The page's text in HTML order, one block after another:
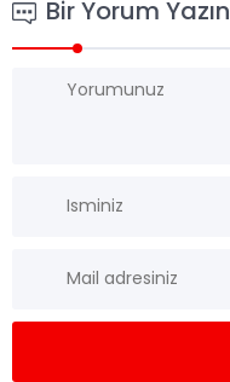
Bir Yorum Yazın